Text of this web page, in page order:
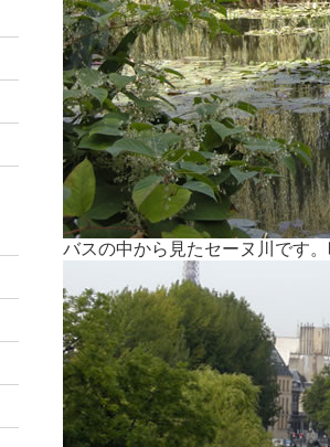
バスの中から見たセーヌ川です